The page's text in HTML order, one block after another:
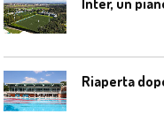
Riaperta